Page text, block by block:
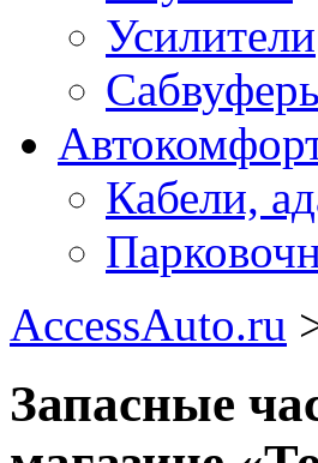
Усилители
Кабели,
AccessAuto.ru
Запасные